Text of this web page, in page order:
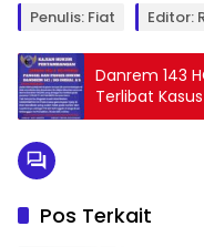
Penulis: Fiat Editor:
Danrem 143
Terlibat
Pos Terkait